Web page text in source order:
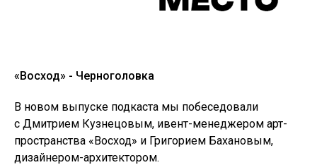
«Восход» - Черноголовка
В новом выпуске подкаста мы побеседовали
с Дмитрием Кузнецовым, ивент-менеджером арт-
пространства «Восход» и Григорием Бахановым,
дизайнером-архитектором.